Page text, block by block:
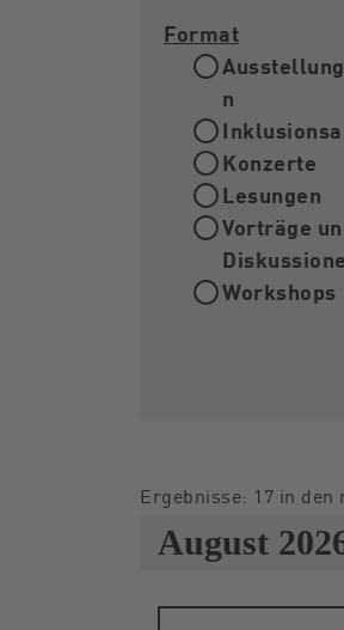
Format
n
Konzerte
Lesungen
Vorträge
Workshops
Ergebnisse: 17 in den
August